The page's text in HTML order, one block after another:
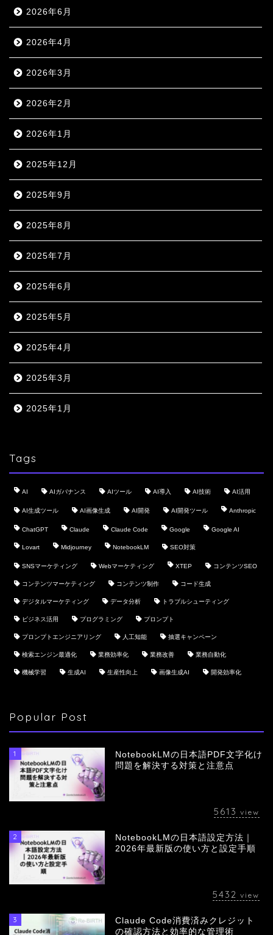
2026年6月
2026年4月
2026年3月
2026年2月
2026年1月
2025年12月
2025年9月
2025年8月
2025年7月
2025年6月
2025年5月
2025年4月
2025年3月
2025年1月
Tags
AI AIガバナンス AIツール AI導入 AI技術 AI活用
AI生成ツール AI画像生成 AI開発 AI開発ツール Anthropic
ChatGPT Claude Claude Code Google Google AI
Lovart Midjourney NotebookLM SEO対策
SNSマーケティング Webマーケティング XTEP コンテンツSEO
コンテンツマーケティング コンテンツ制作 コード生成
デジタルマーケティング データ分析 トラブルシューティング
ビジネス活用 プログラミング プロンプト
プロンプトエンジニアリング 人工知能 抽選キャンペーン
検索エンジン最適化 業務効率化 業務改善 業務自動化
機械学習 生成AI 生産性向上 画像生成AI 開発効率化
Popular Post
1
NotebookLMの日本語PDF文字化け
問題を解決する対策と注意点
5613 view
2
NotebookLMの日本語設定方法｜
2026年最新版の使い方と設定手順
5432 view
3
Claude Code消費済みクレジット
の確認方法と効率的な管理術
会社概要
採用情報